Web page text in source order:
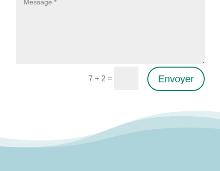
7 + 2 = Envoyer